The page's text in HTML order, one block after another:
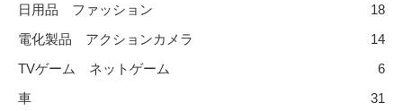
日用品 ファッション
18
電化製品 アクションカメラ
14
TVゲーム ネットゲーム
6
車
31